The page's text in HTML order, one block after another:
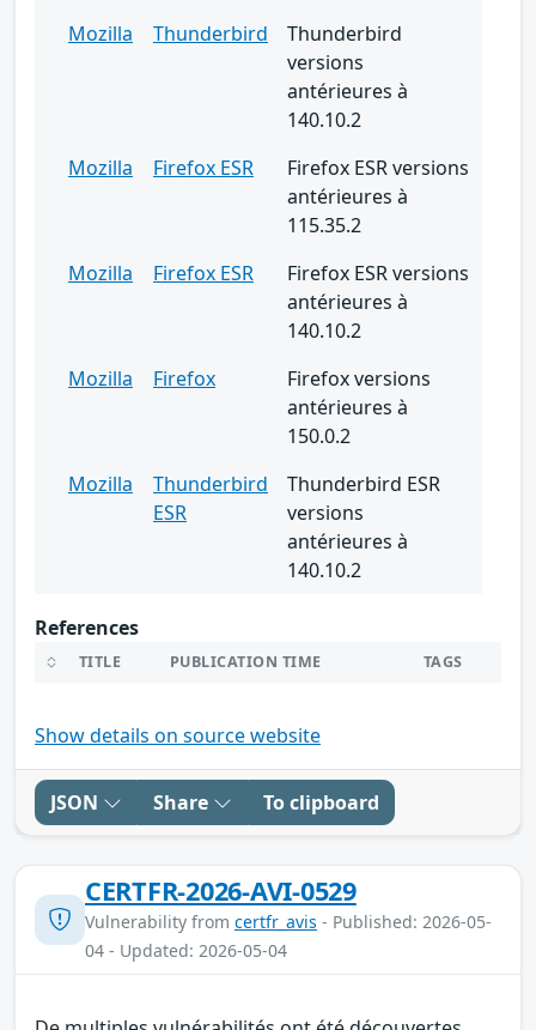
Mozilla
Thunderbird
Thunderbird
versions
antérieures à
140.10.2
Mozilla
Firefox ESR
Firefox ESR versions
antérieures à
115.35.2
Mozilla
Firefox ESR
Firefox ESR versions
antérieures à
140.10.2
Mozilla
Firefox
Firefox versions
antérieures à
150.0.2
Mozilla
Thunderbird
ESR
Thunderbird ESR
versions
antérieures à
140.10.2
References
TITLE PUBLICATION TIME TAGS
Show details on source website
JSON Share To clipboard
CERTFR-2026-AVI-0529
Vulnerability from certfr_avis - Published: 2026-05-
04 - Updated: 2026-05-04